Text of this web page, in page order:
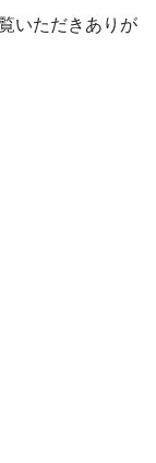
いただきありが